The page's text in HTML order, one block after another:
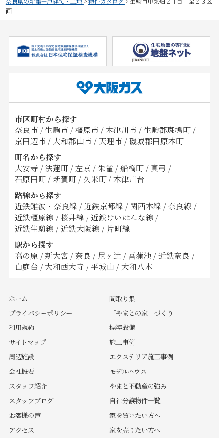
画
市区町村から探す
奈良市 / 生駒市 / 橿原市 / 木津川市 / 生駒郡斑鳩町 /
京田辺市 / 大和郡山市 / 天理市 / 磯城郡田原本町
町名から探す
大安寺 / 法蓮町 / 左京 / 朱雀 / 船橋町 / 真弓 /
石原田町 / 新賀町 / 久米町 / 木津川台
路線から探す
近鉄難波・奈良線 / 近鉄京都線 / 関西本線 / 奈良線 /
近鉄橿原線 / 桜井線 / 近鉄けいはんな線 /
近鉄生駒線 / 近鉄大阪線 / 片町線
駅から探す
高の原 / 新大宮 / 奈良 / 尼ヶ辻 / 菖蒲池 / 近鉄奈良 /
白庭台 / 大和西大寺 / 平城山 / 大和八木
ホーム
プライバシーポリシー
利用規約
サイトマップ
周辺施設
会社概要
スタッフ紹介
スタッフブログ
お客様の声
アクセス
間取り集
「やまとの家」づくり
標準設備
施工事例
エクステリア施工事例
モデルハウス
やまと不動産の強み
自社分譲物件一覧
家を買いたい方へ
家を売りたい方へ